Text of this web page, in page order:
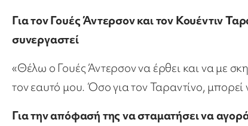
Για τον Γουές Άντερσον και τον Κουέντιν
συνεργαστεί
«Θέλω ο Γουές Άντερσον να έρθει και να με
τον εαυτό μου. Όσο για τον Ταραντίνο, μπορεί
Για την απόφασή της να σταματήσει να